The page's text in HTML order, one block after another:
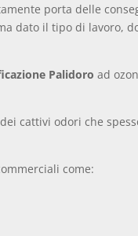
porta delle
dato il tipo di lavoro,
Palidoro ad
cattivi odori che
come: